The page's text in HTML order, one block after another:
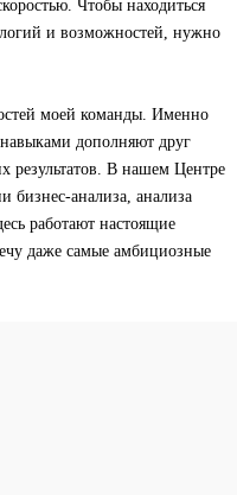
Чтобы находиться
и возможностей, нужно
моей команды. Именно
дополняют друг
результатов. В нашем Центре
бизнес-анализа, анализа
работают настоящие
даже самые амбициозные